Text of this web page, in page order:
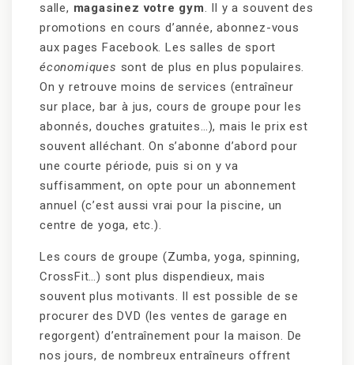
salle, magasinez votre gym. Il y a souvent des
promotions en cours d’année, abonnez-vous
aux pages Facebook. Les salles de sport
économiques sont de plus en plus populaires.
On y retrouve moins de services (entraîneur
sur place, bar à jus, cours de groupe pour les
abonnés, douches gratuites…), mais le prix est
souvent alléchant. On s’abonne d’abord pour
une courte période, puis si on y va
suffisamment, on opte pour un abonnement
annuel (c’est aussi vrai pour la piscine, un
centre de yoga, etc.).
Les cours de groupe (Zumba, yoga, spinning,
CrossFit…) sont plus dispendieux, mais
souvent plus motivants. Il est possible de se
procurer des DVD (les ventes de garage en
regorgent) d’entraînement pour la maison. De
nos jours, de nombreux entraîneurs offrent